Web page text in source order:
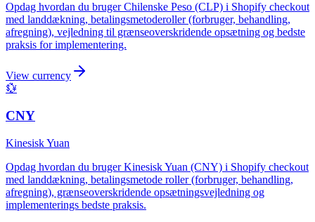
Opdag hvordan du bruger Chilenske Peso (CLP) i Shopify checkout
med landdækning, betalingsmetoderoller (forbruger, behandling,
afregning), vejledning til grænseoverskridende opsætning og bedste
praksis for implementering.
View currency
💱
CNY
Kinesisk Yuan
Opdag hvordan du bruger Kinesisk Yuan (CNY) i Shopify checkout
med landdækning, betalingsmetode roller (forbruger, behandling,
afregning), grænseoverskridende opsætningsvejledning og
implementerings bedste praksis.